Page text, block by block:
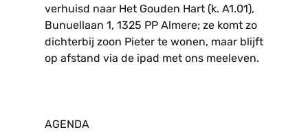
verhuisd naar Het Gouden Hart (k. A1.01),
Bunuellaan 1, 1325 PP Almere; ze komt zo
dichterbij zoon Pieter te wonen, maar blijft
op afstand via de ipad met ons meeleven.
AGENDA